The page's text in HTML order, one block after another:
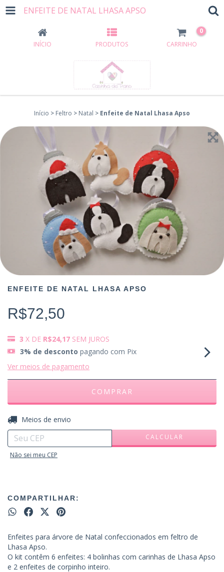
ENFEITE DE NATAL LHASA APSO
INÍCIO PRODUTOS CARRINHO
0
Início > Feltro > Natal > Enfeite de Natal Lhasa Apso
ENFEITE DE NATAL LHASA APSO
R$72,50
3 X DE R$24,17 SEM JUROS
3% de desconto pagando com Pix
Ver meios de pagamento
Entregas para o CEP:
Meios de envio
CALCULAR
Não sei meu CEP
COMPARTILHAR:
Enfeites para árvore de Natal confeccionados em feltro de
Lhasa Apso.
O kit contêm 6 enfeites: 4 bolinhas com carinhas de Lhasa Apso
e 2 enfeites de corpinho inteiro.